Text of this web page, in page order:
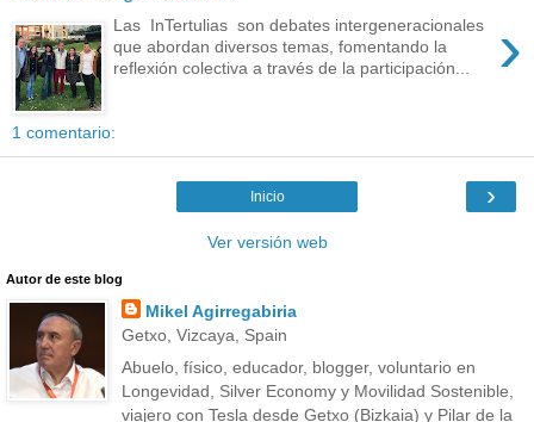
›
Las InTertulias son debates intergeneracionales
que abordan diversos temas, fomentando la
reflexión colectiva a través de la participación...
1 comentario:
›
Inicio
Ver versión web
Autor de este blog
Mikel Agirregabiria
Getxo, Vizcaya, Spain
Abuelo, físico, educador, blogger, voluntario en
Longevidad, Silver Economy y Movilidad Sostenible,
viajero con Tesla desde Getxo (Bizkaia) y Pilar de la